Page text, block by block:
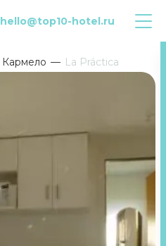
hello@top10-hotel.ru
Кармело La Práctica